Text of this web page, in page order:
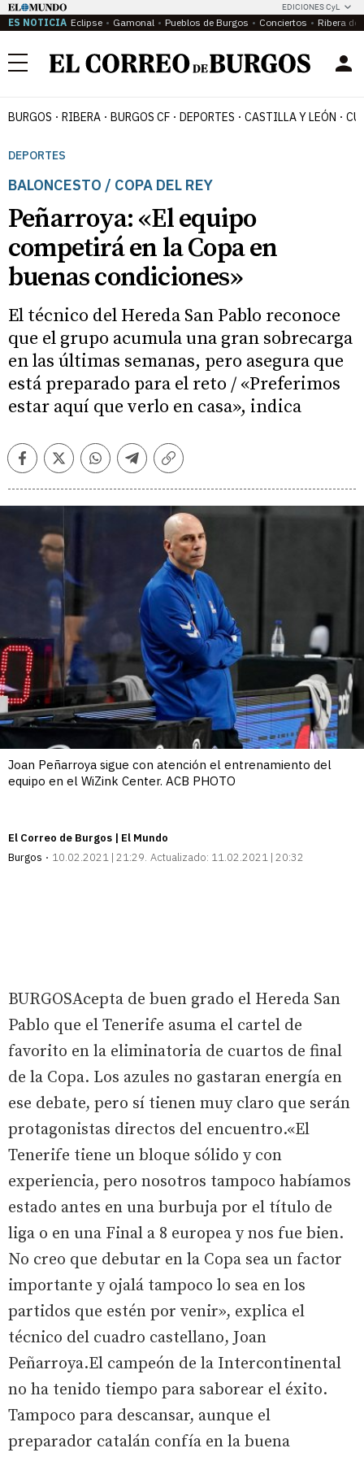
EDICIONES CyL
ES NOTICIA Eclipse Gamonal Pueblos de Burgos Conciertos Ribera del
Menú
BURGOS RIBERA BURGOS CF DEPORTES CASTILLA Y LEÓN
DEPORTES
BALONCESTO / COPA DEL REY
Peñarroya: «El equipo
competirá en la Copa en
buenas condiciones»
El técnico del Hereda San Pablo reconoce
que el grupo acumula una gran sobrecarga
en las últimas semanas, pero asegura que
está preparado para el reto / «Preferimos
estar aquí que verlo en casa», indica
FacebookTwitterWhatsappTelegramCopiar
Joan Peñarroya sigue con atención el entrenamiento del
equipo en el WiZink Center. ACB PHOTO
El Correo de Burgos | El Mundo
Burgos
10.02.2021 | 21:29 Actualizado: 11.02.2021 | 20:32
BURGOSAcepta de buen grado el Hereda San
Pablo que el Tenerife asuma el cartel de
favorito en la eliminatoria de cuartos de final
de la Copa. Los azules no gastaran energía en
ese debate, pero sí tienen muy claro que serán
protagonistas directos del encuentro.«El
Tenerife tiene un bloque sólido y con
experiencia, pero nosotros tampoco habíamos
estado antes en una burbuja por el título de
liga o en una Final a 8 europea y nos fue bien.
No creo que debutar en la Copa sea un factor
importante y ojalá tampoco lo sea en los
partidos que estén por venir», explica el
técnico del cuadro castellano, Joan
Peñarroya.El campeón de la Intercontinental
no ha tenido tiempo para saborear el éxito.
Tampoco para descansar, aunque el
preparador catalán confía en la buena